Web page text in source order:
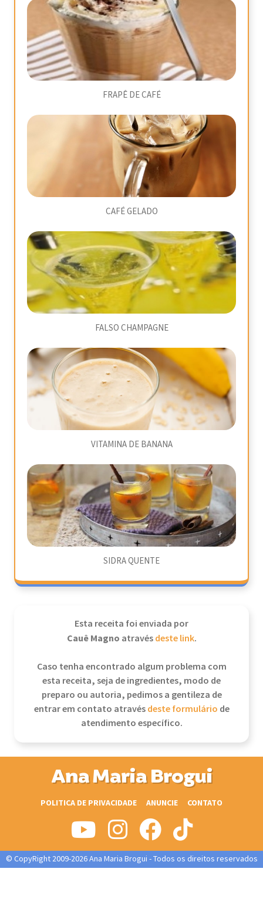
FRAPÊ DE CAFÉ
CAFÉ GELADO
FALSO CHAMPAGNE
VITAMINA DE BANANA
SIDRA QUENTE
Esta receita foi enviada por
Cauê Magno atravésdeste link.
Caso tenha encontrado algum problema com
esta receita, seja de ingredientes, modo de
preparo ou autoria, pedimos a gentileza de
entrar em contato atravésdeste formulário de
atendimento específico.
Ana Maria Brogui
POLITICA DE PRIVACIDADE ANUNCIE CONTATO
© CopyRight 2009-2026 Ana Maria Brogui - Todos os direitos reservados